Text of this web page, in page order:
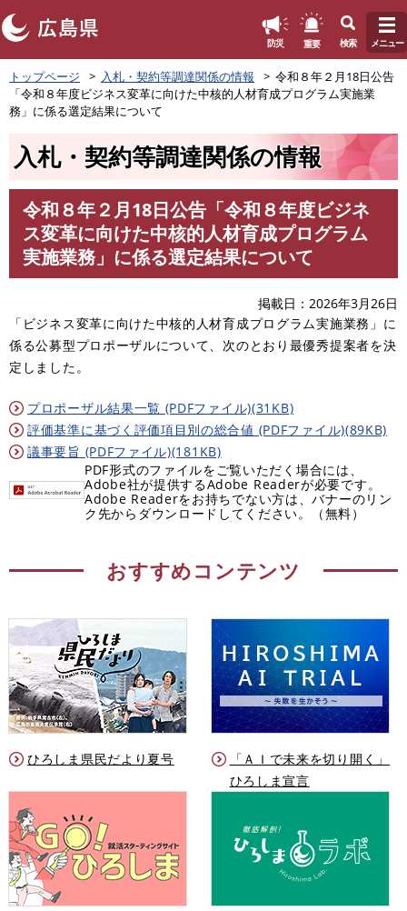
ペ
ー
ジ
の
防災 重要 検索 メニュー
トップページ 入札・契約等調達関係の情報
令和８年２月18日公告
「令和８年度ビジネス変革に向けた中核的人材育成プログラム実施業
務」に係る選定結果について
入札・契約等調達関係の情報
令和８年２月18日公告「令和８年度ビジネ
ス変革に向けた中核的人材育成プログラム
実施業務」に係る選定結果について
掲載日
2026年3月26日
「ビジネス変革に向けた中核的人材育成プログラム実施業務」に
係る公募型プロポーザルについて、次のとおり最優秀提案者を決
定しました。
プロポーザル結果一覧 (PDFファイル)(31KB)
評価基準に基づく評価項目別の総合値 (PDFファイル)(89KB)
議事要旨 (PDFファイル)(181KB)
PDF形式のファイルをご覧いただく場合には、
Adobe社が提供するAdobe Readerが必要です。
Adobe Readerをお持ちでない方は、バナーのリン
ク先からダウンロードしてください。（無料）
おすすめコンテンツ
ひろしま県民だより夏号
「ＡＩで未来を切り開く」
ひろしま宣言